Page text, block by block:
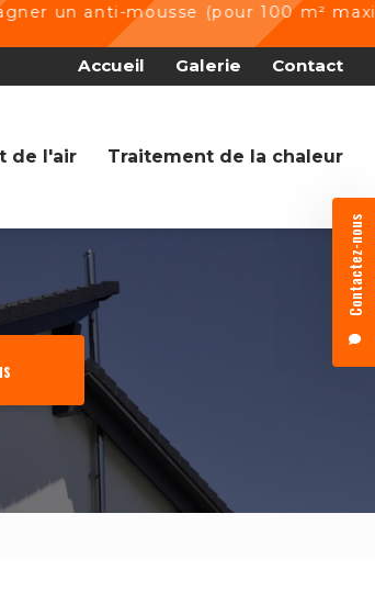
(pour 100 m² maximum)
Contactez-nous
Accueil Galerie
Contact
de l'air Traitement de la chaleur